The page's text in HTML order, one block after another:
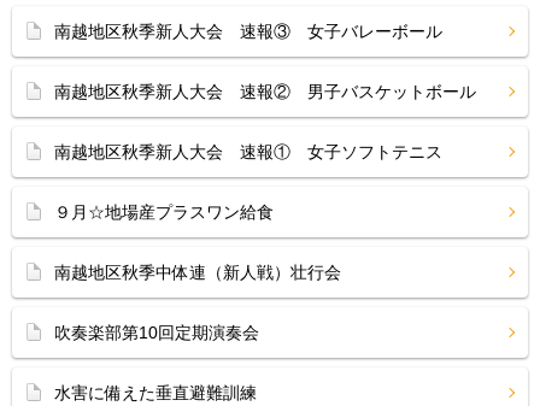
南越地区秋季新人大会 速報③ 女子バレーボール
南越地区秋季新人大会 速報② 男子バスケットボール
南越地区秋季新人大会 速報① 女子ソフトテニス
９月☆地場産プラスワン給食
南越地区秋季中体連（新人戦）壮行会
吹奏楽部第10回定期演奏会
水害に備えた垂直避難訓練